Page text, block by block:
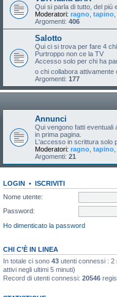
Qui si parla di tutto, del più
Moderatori: ragno tapino
Argomenti: 406
Salotto
Qui ci si trova per fare 4
Purtroppo non ce la TV
Accesso solo per chi ha
o chi collabora attivamente
Argomenti: 177
Annunci
Qui vengono fatti eventuali
in prima pagina.
L'accesso in scrittura solo
Moderatori: ragno tapino
Argomenti: 21
LOGIN • ISCRIVITI
Nome utente:
Password:
Ho dimenticato la password
CHI C’È IN LINEA
In totale ci sono 43 utenti connessi : 2
attivi negli ultimi 5 minuti)
Record di utenti connessi: 20546